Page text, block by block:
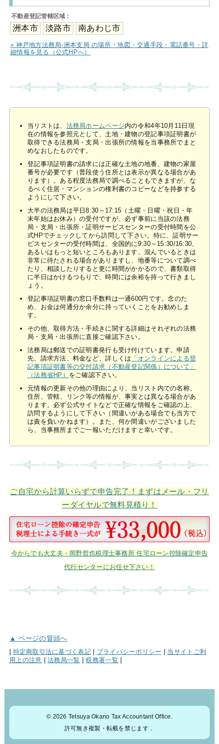
不動産登記管轄区域 :
洲本市 淡路市 南あわじ市
» 神戸地方法務局-洲本支局 の場所・地図・交通手段・電話番号・詳
細情報を見る（公式HPへ）
当リストは、 法務局ホームページ内の令和4年10月11日現
在の情報を参照元として、土地・建物の登記事項証明書が
取得できる法務局・支局・出張所の情報を当事務所でまと
めなおしたものです。
登記事項証明書の請求には正確な土地の地番、建物の家屋
番号が必要です（普段使う住所とは表示が異なる場合があ
ります）。ある程度法務局で調べることもできますが、な
るべく住居・マンションの権利書のコピーなどを持参する
ようにして下さい。
大半の法務局は平日8:30～17:15（土曜・日曜・祝日・年
末年始はお休み）の受付ですが、必ず事前に当該の法務
局・支局・出張所・証明サービスセンターの受付時間を公
式HPでチェックしてから訪問して下さい。特に、証明サー
ビスセンターの受付時間は、全国的に9:30～15:30/16:30、
あるいはもっと短いところもあります。混んでいるときは
非常に待たされる場合がありますし、地番等について調べ
たり、相談したりすると更に時間がかかるので、書類取得
に半日はかけるつもりで、時間には余裕を持って行きまし
ょう。
登記事項証明書の窓口手数料は一通600円です。念のた
め、お金は何通分か余分に持っていくことをお勧めしま
す。
その他、取得方法・手続きに関する詳細はそれぞれの法務
局・支局・出張所に直接ご確認下さい。
法務局は郵送での証明書発行も受け付けています。申請
先、請求方法、料金など、詳しくは 「オンラインによる登
記事項証明書等の交付請求（不動産登記関係）について」
（法務省HP） をご確認下さい。
元情報の更新その他の理由により、当リスト内での名称、
住所、管轄、リンク等の情報が、事実とは異なる場合があ
ります。必ず公式サイトなどで正確な情報をご確認の上、
訪問するようにして下さい（間違いがある場合でも当方で
は責を負いかねます）。また、何か間違いがございました
ら、当事務所までご一報いただけますと幸いです。
ご自宅から計算いらずで申告完了！まずはメール・フリ
ーダイヤルで無料見積り！
今からでも大丈夫・岡野哲也税理士事務所 住宅ローン控除確定申告
代行センターにお任せ下さい！
▲ ページの冒頭へ
特定商取引法に基づく表記| プライバシーポリシー
当サイトご利
用上の注意 |法務局一覧 |税務署一覧
© 2026 Tetsuya Okano Tax Accountant Office.
許可無き複製・転載を禁じます．